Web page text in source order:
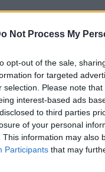
Not Process My
opt-out of the sale,
for targeted
selection. Please note
interest-based ads
to third parties
of your personal
This information may also
Participants that may